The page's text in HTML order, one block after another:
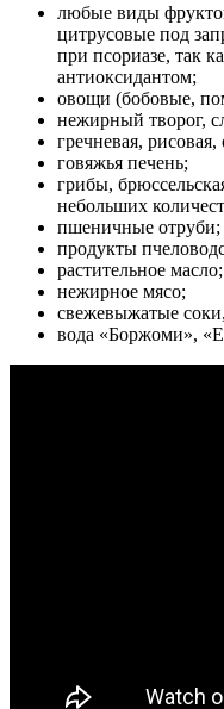
любые виды
цитрусовые под
при псориазе, так
антиоксидантом;
овощи (бобовые,
нежирный творог,
гречневая,
говяжья печень;
грибы,
небольших
пшеничные отруби;
продукты
растительное масло;
нежирное мясо;
свежевыжатые
вода «Боржоми»,